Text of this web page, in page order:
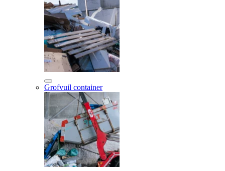
Grofvuil container